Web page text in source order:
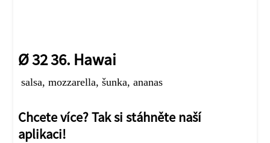
Ø 32 36. Hawai
salsa, mozzarella, šunka, ananas
Chcete více? Tak si stáhněte naší
aplikaci!